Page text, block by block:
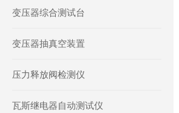
变压器综合测试台
变压器抽真空装置
压力释放阀检测仪
瓦斯继电器自动测试仪